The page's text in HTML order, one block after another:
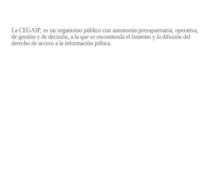
La CEGAIP, es un organismo público con autonomía presupuestaria, operativa,
de gestión y de decisión, a la que se encomienda el fomento y la difusión del
derecho de acceso a la información púbica.